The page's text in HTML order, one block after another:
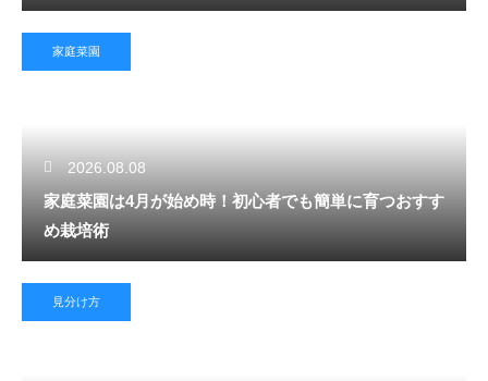
家庭菜園
2026.08.08
家庭菜園は4月が始め時！初心者でも簡単に育つおすす
め栽培術
見分け方